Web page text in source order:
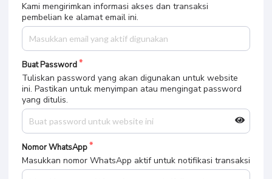
Kami mengirimkan informasi akses dan transaksi
pembelian ke alamat email ini.
Buat Password
Tuliskan password yang akan digunakan untuk website
ini. Pastikan untuk menyimpan atau mengingat password
yang ditulis.
Nomor WhatsApp
Masukkan nomor WhatsApp aktif untuk notifikasi transaksi